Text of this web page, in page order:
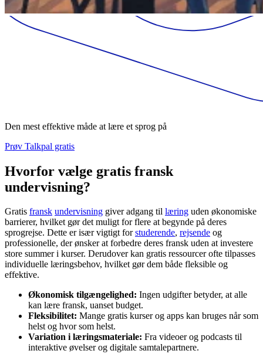
Den mest effektive måde at lære et sprog på
Prøv Talkpal gratis
Hvorfor vælge gratis fransk
undervisning?
Gratis fransk undervisning giver adgang til læring uden økonomiske
barrierer, hvilket gør det muligt for flere at begynde på deres
sprogrejse. Dette er især vigtigt forstuderende, rejsende og
professionelle, der ønsker at forbedre deres fransk uden at investere
store summer i kurser. Derudover kan gratis ressourcer ofte tilpasses
individuelle læringsbehov, hvilket gør dem både fleksible og
effektive.
Økonomisk tilgængelighed: Ingen udgifter betyder, at alle
kan lære fransk, uanset budget.
Fleksibilitet: Mange gratis kurser og apps kan bruges når som
helst og hvor som helst.
Variation i læringsmateriale: Fra videoer og podcasts til
interaktive øvelser og digitale samtalepartnere.